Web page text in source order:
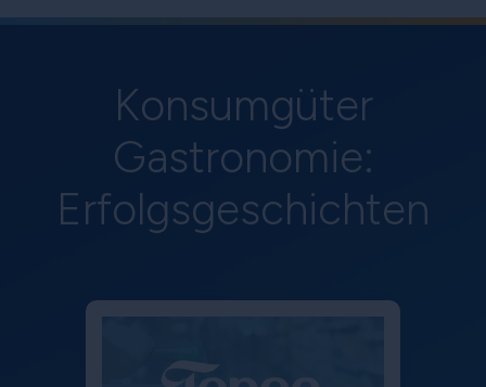
Konsumgüter
Gastronomie:
Erfolgsgeschichten